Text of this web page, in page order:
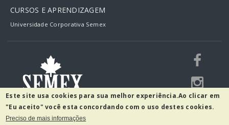
CURSOS E APRENDIZAGEM
Universidade Corporativa Semex
Este site usa cookies para sua melhor experiência.Ao clicar em
"Eu aceito" você esta concordando com o uso destes cookies.
Preciso de mais informações